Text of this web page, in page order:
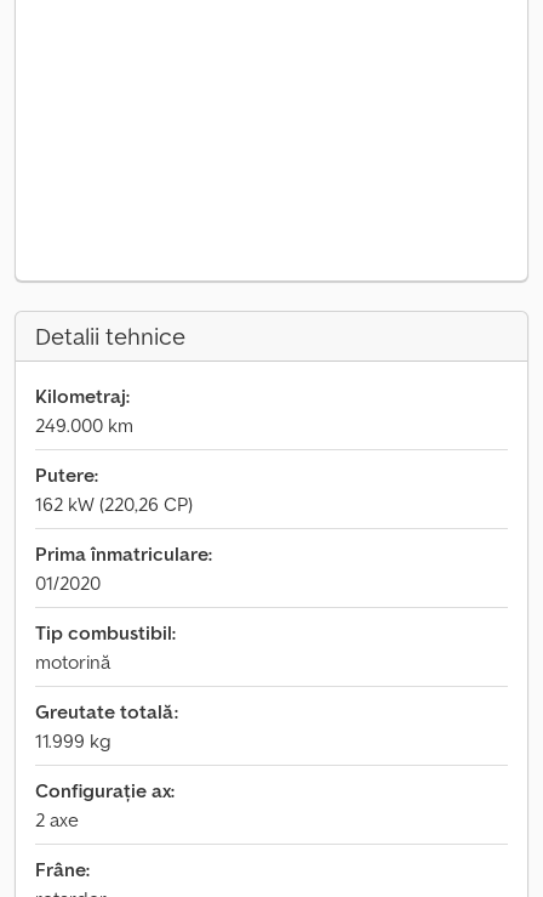
Detalii tehnice
Kilometraj:
249.000 km
Putere:
162 kW (220,26 CP)
Prima înmatriculare:
01/2020
Tip combustibil:
motorină
Greutate totală:
11.999 kg
Configurație ax:
2 axe
Frâne: